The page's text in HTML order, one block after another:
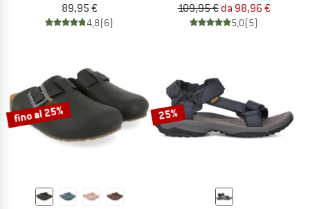
89,95 €
4,8(6)
109,95 € da 98,96 €
5,0(5)
fino al 25% 25%